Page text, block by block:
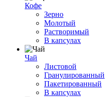
Кофе
Зерно
Молотый
Растворимый
В капсулах
Чай
Листовой
Гранулированный
Пакетированный
В капсулах